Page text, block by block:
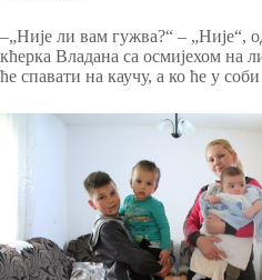
–„Није ли вам гужва?“ – „Није“,
кћерка Владана са осмијехом на
ће спавати на каучу, а ко ће у